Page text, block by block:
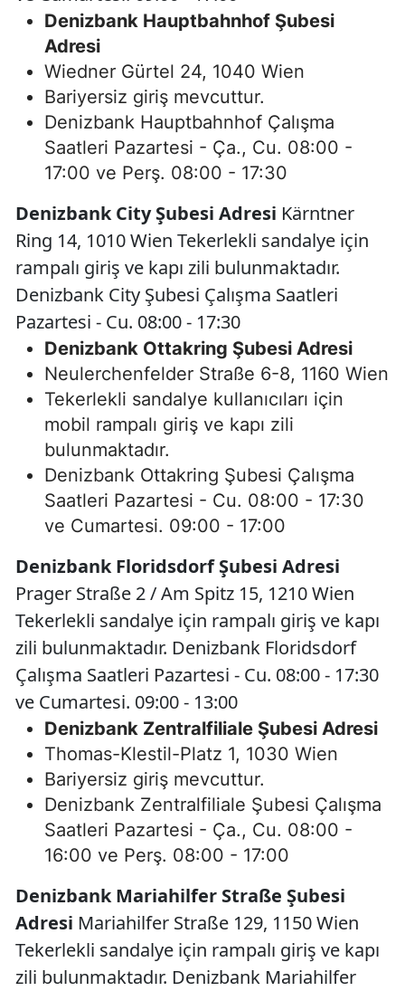
Denizbank Hauptbahnhof Şubesi
Adresi
Wiedner Gürtel 24, 1040 Wien
Bariyersiz giriş mevcuttur.
Denizbank Hauptbahnhof Çalışma
Saatleri Pazartesi - Ça., Cu. 08:00 -
17:00 ve Perş. 08:00 - 17:30
Denizbank City Şubesi Adresi Kärntner
Ring 14, 1010 Wien Tekerlekli sandalye için
rampalı giriş ve kapı zili bulunmaktadır.
Denizbank City Şubesi Çalışma Saatleri
Pazartesi - Cu. 08:00 - 17:30
Denizbank Ottakring Şubesi Adresi
Neulerchenfelder Straße 6-8, 1160 Wien
Tekerlekli sandalye kullanıcıları için
mobil rampalı giriş ve kapı zili
bulunmaktadır.
Denizbank Ottakring Şubesi Çalışma
Saatleri Pazartesi - Cu. 08:00 - 17:30
ve Cumartesi. 09:00 - 17:00
Denizbank Floridsdorf Şubesi Adresi
Prager Straße 2 / Am Spitz 15, 1210 Wien
Tekerlekli sandalye için rampalı giriş ve kapı
zili bulunmaktadır. Denizbank Floridsdorf
Çalışma Saatleri Pazartesi - Cu. 08:00 - 17:30
ve Cumartesi. 09:00 - 13:00
Denizbank Zentralfiliale Şubesi Adresi
Thomas-Klestil-Platz 1, 1030 Wien
Bariyersiz giriş mevcuttur.
Denizbank Zentralfiliale Şubesi Çalışma
Saatleri Pazartesi - Ça., Cu. 08:00 -
16:00 ve Perş. 08:00 - 17:00
Denizbank Mariahilfer Straße Şubesi
Adresi Mariahilfer Straße 129, 1150 Wien
Tekerlekli sandalye için rampalı giriş ve kapı
zili bulunmaktadır. Denizbank Mariahilfer